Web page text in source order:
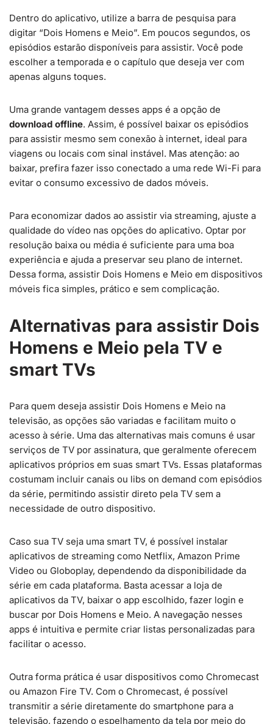
Dentro do aplicativo, utilize a barra de pesquisa para
digitar “Dois Homens e Meio”. Em poucos segundos, os
episódios estarão disponíveis para assistir. Você pode
escolher a temporada e o capítulo que deseja ver com
apenas alguns toques.
Uma grande vantagem desses apps é a opção de
download offline. Assim, é possível baixar os episódios
para assistir mesmo sem conexão à internet, ideal para
viagens ou locais com sinal instável. Mas atenção: ao
baixar, prefira fazer isso conectado a uma rede Wi-Fi para
evitar o consumo excessivo de dados móveis.
Para economizar dados ao assistir via streaming, ajuste a
qualidade do vídeo nas opções do aplicativo. Optar por
resolução baixa ou média é suficiente para uma boa
experiência e ajuda a preservar seu plano de internet.
Dessa forma, assistir Dois Homens e Meio em dispositivos
móveis fica simples, prático e sem complicação.
Alternativas para assistir Dois
Homens e Meio pela TV e
smart TVs
Para quem deseja assistir Dois Homens e Meio na
televisão, as opções são variadas e facilitam muito o
acesso à série. Uma das alternativas mais comuns é usar
serviços de TV por assinatura, que geralmente oferecem
aplicativos próprios em suas smart TVs. Essas plataformas
costumam incluir canais ou libs on demand com episódios
da série, permitindo assistir direto pela TV sem a
necessidade de outro dispositivo.
Caso sua TV seja uma smart TV, é possível instalar
aplicativos de streaming como Netflix, Amazon Prime
Video ou Globoplay, dependendo da disponibilidade da
série em cada plataforma. Basta acessar a loja de
aplicativos da TV, baixar o app escolhido, fazer login e
buscar por Dois Homens e Meio. A navegação nesses
apps é intuitiva e permite criar listas personalizadas para
facilitar o acesso.
Outra forma prática é usar dispositivos como Chromecast
ou Amazon Fire TV. Com o Chromecast, é possível
transmitir a série diretamente do smartphone para a
televisão, fazendo o espelhamento da tela por meio do